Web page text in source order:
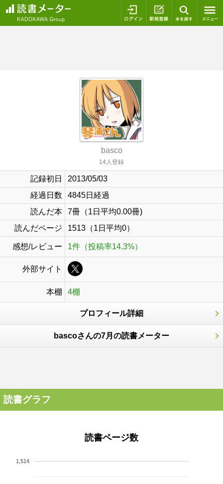
ログイン 新規登録
basco
14人登録
記録初日
2013/05/03
経過日数
4845日経過
読んだ本
7冊（1日平均0.00冊)
読んだページ
1513（1日平均0）
感想/レビュー 1件（投稿率14.3%）
外部サイト
本棚 4棚
プロフィール詳細
bascoさんの7月の読書メーター
読書グラフ
読書ページ数
1,514